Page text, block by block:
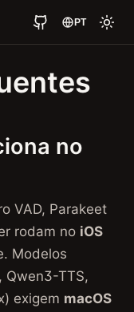
PT
no
VAD, Parakeet
rodam no iOS
Modelos
Qwen3-TTS,
exigem macOS